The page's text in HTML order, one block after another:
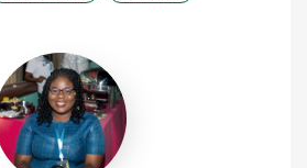
Vicentia
Adjovi